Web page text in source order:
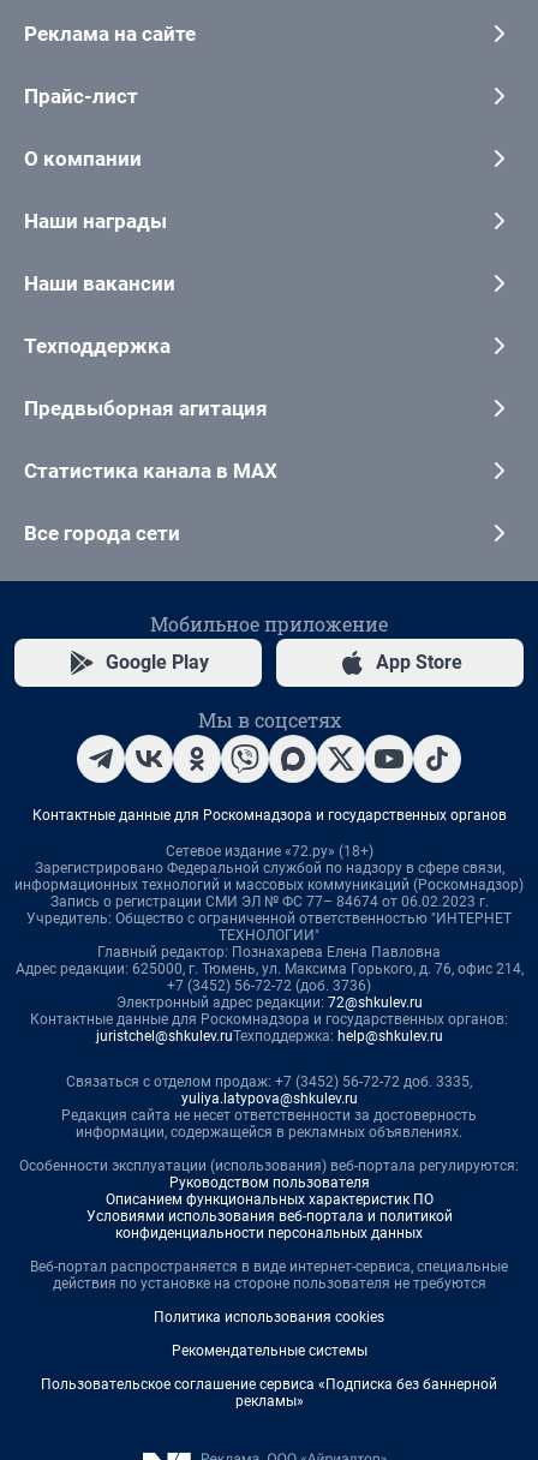
Реклама на сайте
Прайс-лист
О компании
Наши награды
Наши вакансии
Техподдержка
Предвыборная агитация
Статистика канала в MAX
Все города сети
Мобильное приложение
Google Play App Store
Мы в соцсетях
Контактные данные для Роскомнадзора и государственных органов
Сетевое издание «72.ру» (18+)
Зарегистрировано Федеральной службой по надзору в сфере связи,
информационных технологий и массовых коммуникаций (Роскомнадзор)
Запись о регистрации СМИ ЭЛ № ФС 77– 84674 от 06.02.2023 г.
Учредитель: Общество с ограниченной ответственностью "ИНТЕРНЕТ
ТЕХНОЛОГИИ"
Главный редактор: Познахарева Елена Павловна
Адрес редакции: 625000, г. Тюмень, ул. Максима Горького, д. 76, офис 214,
+7 (3452) 56-72-72 (доб. 3736)
Электронный адрес редакции: 72@shkulev.ru
Контактные данные для Роскомнадзора и государственных органов:
juristchel@shkulev.ruТехподдержка: help@shkulev.ru
Связаться с отделом продаж: +7 (3452) 56-72-72 доб. 3335,
yuliya.latypova@shkulev.ru
Редакция сайта не несет ответственности за достоверность
информации, содержащейся в рекламных объявлениях.
Особенности эксплуатации (использования) веб-портала регулируются:
Руководством пользователя
Описанием функциональных характеристик ПО
Условиями использования веб-портала и политикой
конфиденциальности персональных данных
Веб-портал распространяется в виде интернет-сервиса, специальные
действия по установке на стороне пользователя не требуются
Политика использования cookies
Рекомендательные системы
Пользовательское соглашение сервиса «Подписка без баннерной
рекламы»